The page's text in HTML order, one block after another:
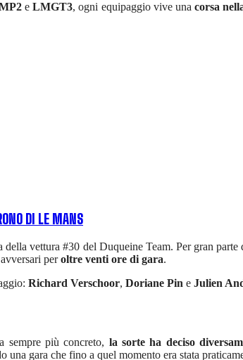
eLMGT3, ogni equipaggio vive una corsa
DI LE MANS
vettura #30 del Duqueine Team. Per gran
peroltre venti ore di gara.
Richard Verschoor, Doriane Pin e Julien
sempre più concreto, la sorte ha deciso
una gara che fino a quel momento era stata